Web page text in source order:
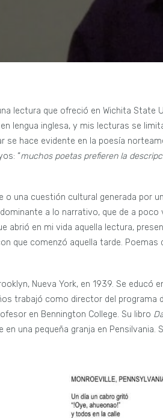
lectura que ofreció en Wichita
lengua inglesa, y mis lecturas se
se hace evidente en la poesía
“muchos poetas prefieren la
o una cuestión cultural generada por
a lo narrativo, que de a
abrió en mi vida aquella lectura,
que comenzó aquella tarde.
Nueva York, en 1939. Se educó
trabajó como director del programa
en Bennington College. Su libro
en una pequeña granja en